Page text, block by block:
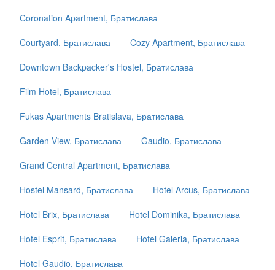
Coronation Apartment, Братислава
Courtyard, Братислава
Cozy Apartment, Братислава
Downtown Backpacker's Hostel, Братислава
Film Hotel, Братислава
Fukas Apartments Bratislava, Братислава
Garden View, Братислава
Gaudio, Братислава
Grand Central Apartment, Братислава
Hostel Mansard, Братислава
Hotel Arcus, Братислава
Hotel Brix, Братислава
Hotel Dominika, Братислава
Hotel Esprit, Братислава
Hotel Galeria, Братислава
Hotel Gaudio, Братислава